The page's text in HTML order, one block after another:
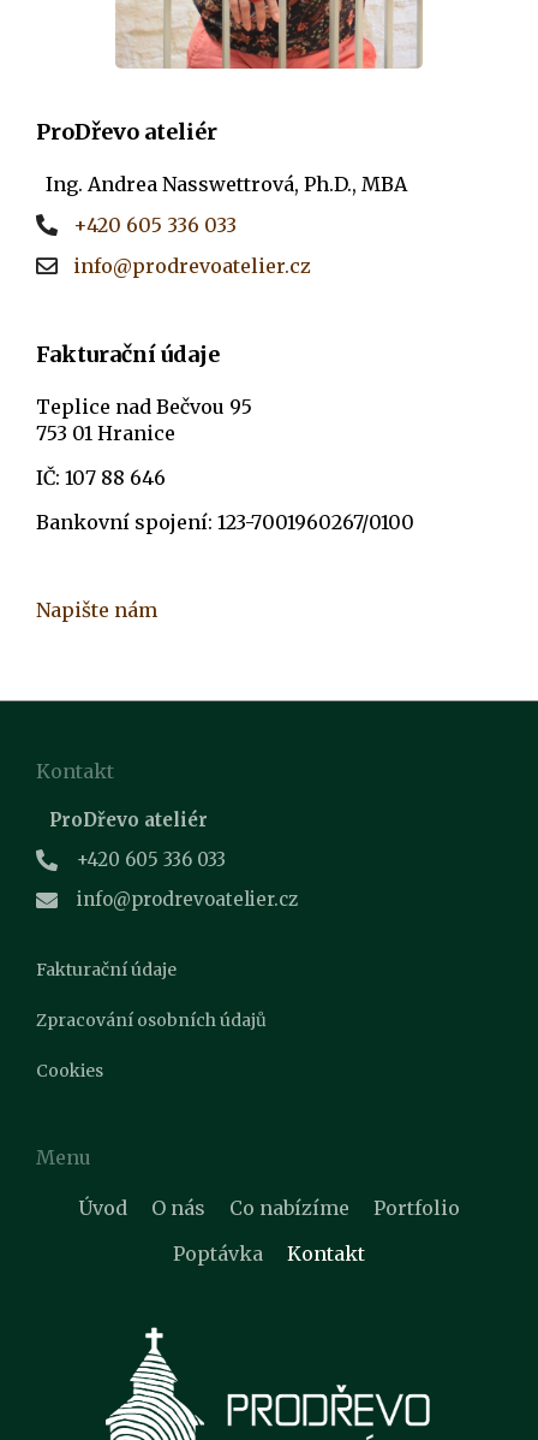
ProDřevo ateliér
Ing. Andrea Nasswettrová, Ph.D., MBA
+420 605 336 033
info@prodrevoatelier.cz
Fakturační údaje
Teplice nad Bečvou 95
753 01 Hranice
IČ: 107 88 646
Bankovní spojení: 123-7001960267/0100
Napište nám
Kontakt
ProDřevo ateliér
+420 605 336 033
info@prodrevoatelier.cz
Fakturační údaje
Zpracování osobních údajů
Cookies
Menu
Úvod O nás Co nabízíme
Portfolio
Poptávka
Kontakt